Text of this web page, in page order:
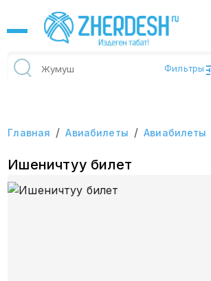
Фильтры
Главная / Авиабилеты / Авиабилеты
Ишеничтуу билет